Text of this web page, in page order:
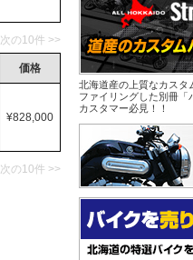
次の10件 >>
価格
¥828,000
次の10件 >>
北海道産の上質なカスタ
ファイリングした別冊「
カスタマー必見！！